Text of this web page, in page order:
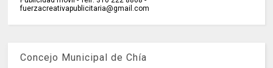
fuerzacreativapublicitaria@gmail.com
Concejo Municipal de Chía